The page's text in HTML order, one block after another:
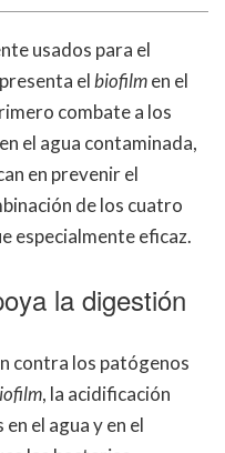
usados para el
elbiofilmen el
combate a los
el agua contaminada,
en prevenir el
de los cuatro
especialmente eficaz.
la digestión
contra los patógenos
, la acidificación
el agua y en el